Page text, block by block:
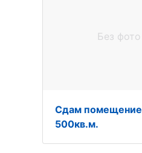
Без фото
Сдам помещение
500кв.м.